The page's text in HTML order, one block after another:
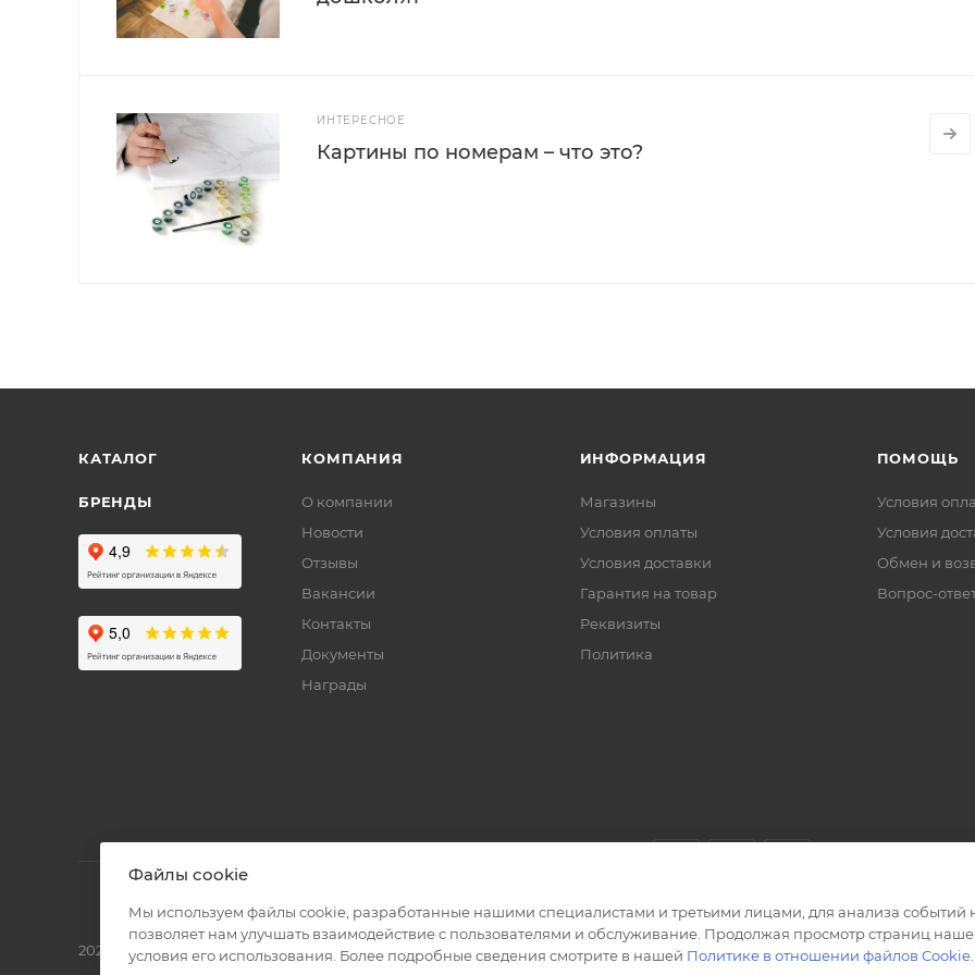
ИНТЕРЕСНОЕ
Картины по номерам – что это?
КАТАЛОГ
БРЕНДЫ
КОМПАНИЯ
О компании
Новости
Отзывы
Вакансии
Контакты
Документы
Награды
ИНФОРМАЦИЯ
Магазины
Условия оплаты
Условия доставки
Гарантия на товар
Реквизиты
Политика
ПОМОЩЬ
Условия
Условия
Обмен и
Вопрос-
2026 © Полиграф кит - интернет-магазин
Файлы cookie
Мы используем файлы cookie, разработанные нашими специалистами и третьими лицами, для анализа событий
позволяет нам улучшать взаимодействие с пользователями и обслуживание. Продолжая просмотр страниц
условия его использования. Более подробные сведения смотрите в нашей Политике в отношении файлов Cookie